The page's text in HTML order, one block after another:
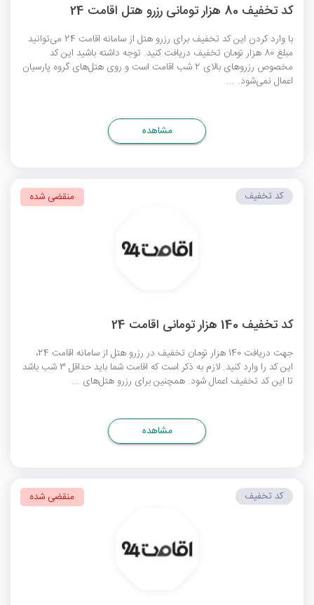
کد تخفیف 80 هزار تومانی رزرو هتل اقامت 24
با وارد کردن این کد تخفیف برای رزرو هتل از سامانه اقامت 24 می‌توانید
مبلغ 80 هزار تومان تخفیف دریافت کنید. توجه داشته باشید این کد
مخصوص رزروهای بالای 2 شب اقامت است و روی هتل‌های گروه پارسیان
اعمال نمی‌شود. ...
مشاهده
کد تخفیف 140 هزار تومانی اقامت 24
جهت دریافت 140 هزار تومان تخفیف در رزرو هتل از سامانه اقامت 24،
این کد را وارد کنید. لازم به ذکر است که اقامت شما باید حداقل 3 شب باشد
تا این کد تخفیف اعمال شود. همچنین برای رزرو هتل‌های ...
کد تخفیف منقضی شده
مشاهده
کد تخفیف منقضی شده